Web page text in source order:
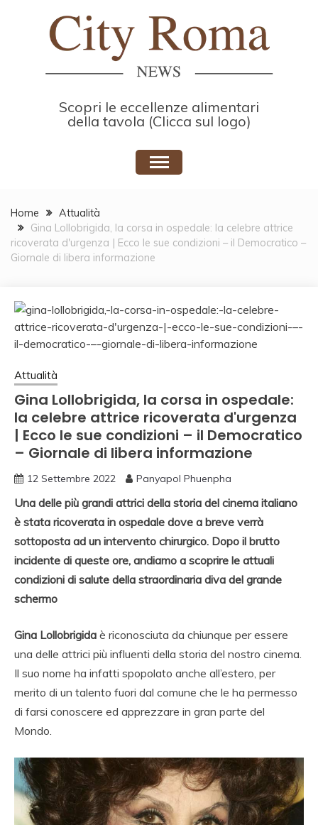
Scopri le eccellenze alimentari
della tavola (Clicca sul logo)
Home
Attualità
Gina Lollobrigida, la corsa in ospedale: la celebre attrice
ricoverata d'urgenza | Ecco le sue condizioni – il Democratico –
Giornale di libera informazione
Attualità
Gina Lollobrigida, la corsa in ospedale:
la celebre attrice ricoverata d'urgenza
| Ecco le sue condizioni – il Democratico
– Giornale di libera informazione
12 Settembre 2022 Panyapol Phuenpha
Una delle più grandi attrici della storia del cinema italiano
è stata ricoverata in ospedale dove a breve verrà
sottoposta ad un intervento chirurgico. Dopo il brutto
incidente di queste ore, andiamo a scoprire le attuali
condizioni di salute della straordinaria diva del grande
schermo
Gina Lollobrigida è riconosciuta da chiunque per essere
una delle attrici più influenti della storia del nostro cinema.
Il suo nome ha infatti spopolato anche all’estero, per
merito di un talento fuori dal comune che le ha permesso
di farsi conoscere ed apprezzare in gran parte del
Mondo.